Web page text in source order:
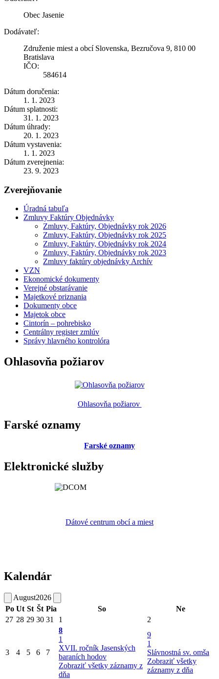
Obec Jasenie
Dodávateľ:
Združenie miest a obcí Slovenska, Bezručova 9, 810 00
Bratislava
IČO:
584614
Dátum doručenia:
1. 1. 2023
Dátum splatnosti:
31. 1. 2023
Dátum úhrady:
20. 1. 2023
Dátum vystavenia:
1. 1. 2023
Dátum zverejnenia:
23. 9. 2023
Zverejňovanie
Úradná tabuľa
Zmluvy Faktúry Objednávky
Zmluvy, Faktúry, Objednávky rok 2026
Zmluvy, Faktúry, Objednávky rok 2025
Zmluvy, Faktúry, Objednávky rok 2024
Zmluvy, Faktúry, Objednávky rok 2023
Zmluvy faktúry objednávky Archív
VZN
Ekonomické dokumenty
Verejné obstarávanie
Majetkové priznania
Dokumenty obce
Majetok obce
Cintorín – pohrebisko
Centrálny register zmlúv
Správy hlavného kontrolóra
Ohlasovňa požiarov
Ohlasovňa požiarov
Farské oznamy
Farské oznamy
Elektronické služby
Dátové centrum obcí a miest
Kalendár
August2026
Po Ut St Št Pia So
Ne
27 28 29 30 31 1 2
3 4 5 6 7
8
1
XVII. ročník Jasenských
baraních hodov
Zobraziť všetky záznamy z
dňa
9
1
Slávnostná sv. omša
Zobraziť všetky
záznamy z dňa